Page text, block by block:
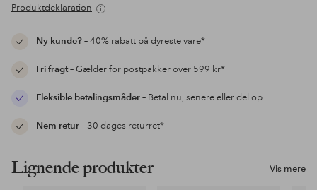
Produktdeklaration
Ny kunde?– 40% rabatt på dyreste vare*
Fri fragt– Gælder for postpakker over 599 kr*
Fleksible betalingsmåder– Betal nu, senere eller del op
Nem retur– 30 dages returret*
Vis mere
Lignende produkter